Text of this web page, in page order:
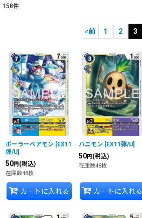
並び順:
絞り込む
158件
«前 1 2 3
ポーラーベアモン [EX11
弾/U]
50円 (税込)
在庫数48枚
カートに入れる
ハニモン [EX11弾/U]
50円 (税込)
在庫数48枚
カートに入れる